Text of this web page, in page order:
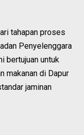
tahapan proses
Penyelenggara
bertujuan untuk
makanan di Dapur
jaminan